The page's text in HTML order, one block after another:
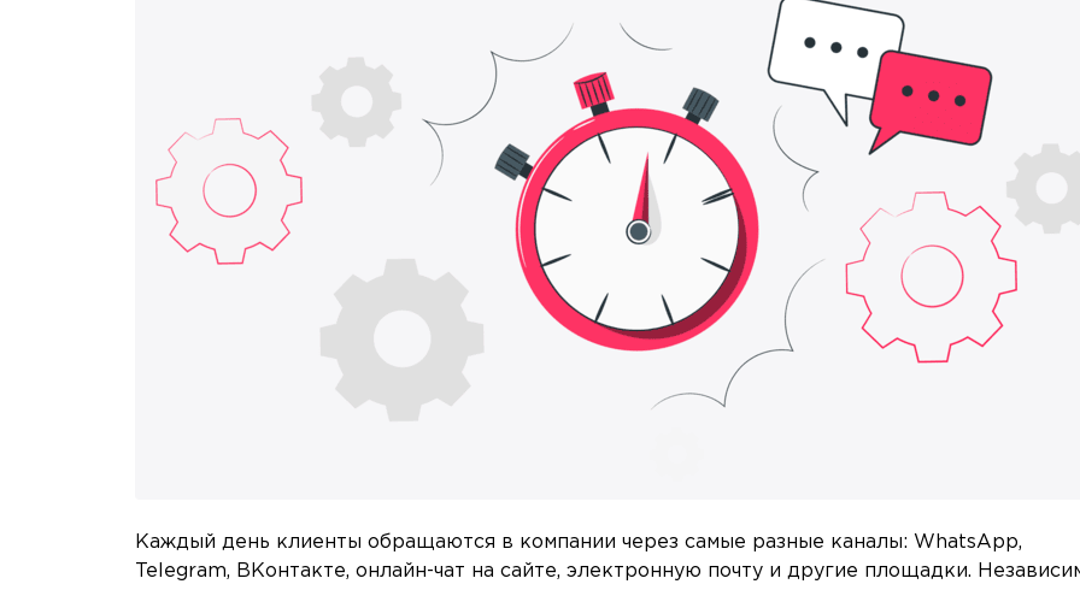
Каждый день клиенты обращаются в компании через самые разные каналы: WhatsApp,
Telegram, ВКонтакте, онлайн-чат на сайте, электронную почту и другие площадки.